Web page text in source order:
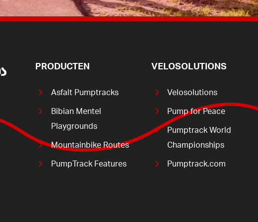
PRODUCTEN
Asfalt Pumptracks
Bibian Mentel
Playgrounds
Mountainbike Routes
PumpTrack Features
VELOSOLUTIONS
Velosolutions
Pump for Peace
Pumptrack World
Championships
Pumptrack.com